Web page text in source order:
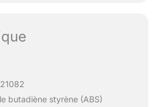
butadiène styrène (ABS)